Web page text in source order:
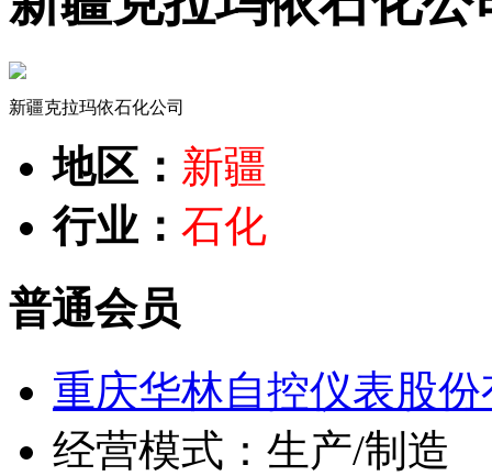
新疆克拉玛依石化公司
地区： 新疆
行业： 石化
普通会员
重庆华林自控仪表股
经营模式：生产/制造